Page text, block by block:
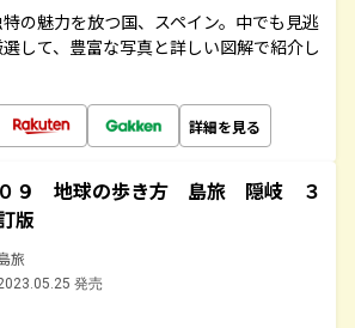
の魅力を放つ国、スペイン。中でも見逃
して、豊富な写真と詳しい図解で紹介し
詳細を見る
０９ 地球の歩き方 島旅 隠岐 ３
版
旅
発売